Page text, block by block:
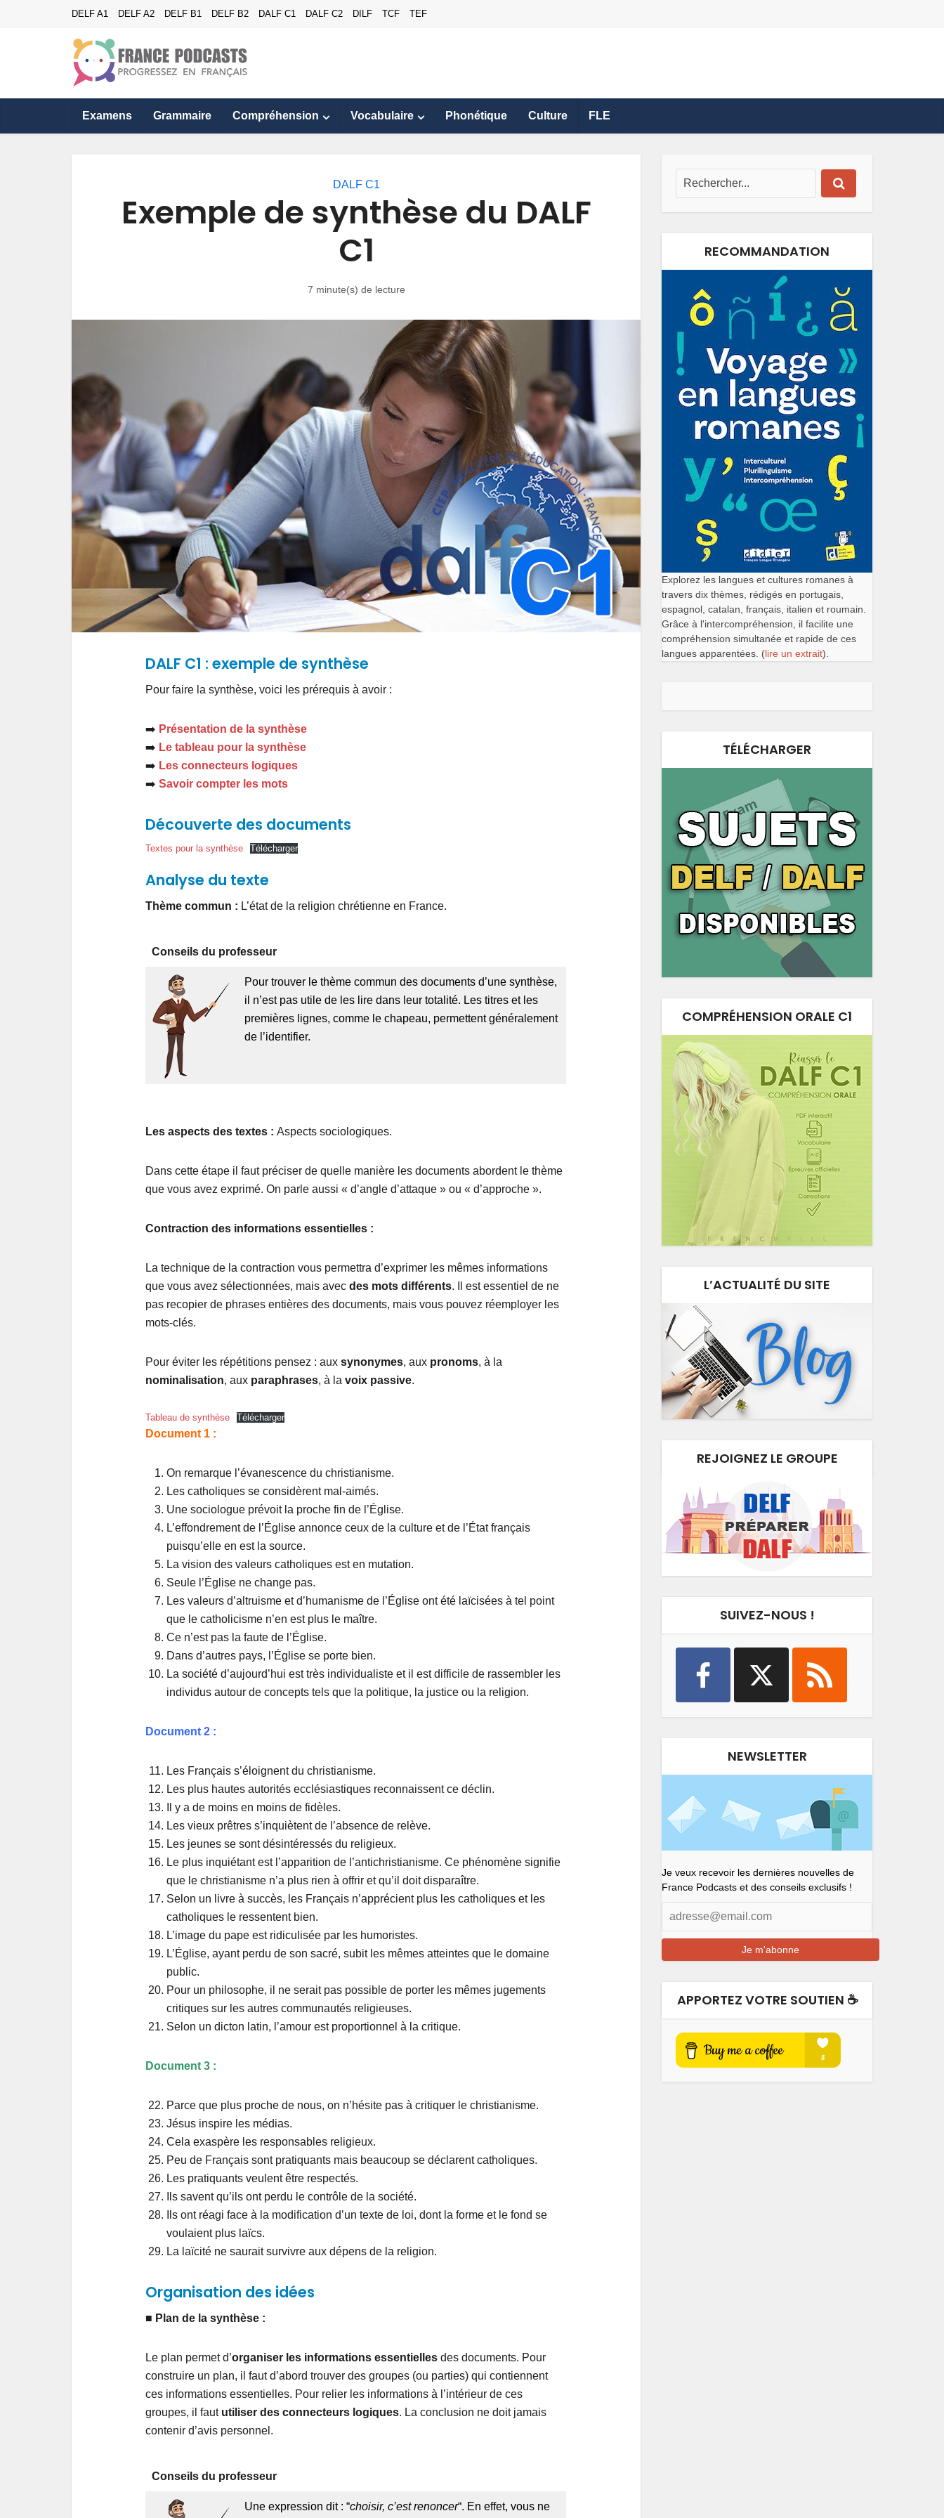
DELF A1 DELF A2 DELF B1 DELF B2 DALF C1 DALF C2 DILF TCF TEF
Examens Grammaire Compréhension Vocabulaire Phonétique Culture FLE
DALF C1
Exemple de synthèse du DALF
C1
7 minute(s) de lecture
DALF C1 : exemple de synthèse
Pour faire la synthèse, voici les prérequis à avoir :
➡️ Présentation de la synthèse
➡️ Le tableau pour la synthèse
➡️ Les connecteurs logiques
➡️ Savoir compter les mots
Découverte des documents
Textes pour la synthèse Télécharger
Analyse du texte
Thème commun : L’état de la religion chrétienne en France.
Conseils du professeur
Pour trouver le thème commun des documents d’une synthèse,
il n’est pas utile de les lire dans leur totalité. Les titres et les
premières lignes, comme le chapeau, permettent généralement
de l’identifier.
Les aspects des textes : Aspects sociologiques.
Dans cette étape il faut préciser de quelle manière les documents abordent le thème
que vous avez exprimé. On parle aussi « d’angle d’attaque » ou « d’approche ».
Contraction des informations essentielles :
La technique de la contraction vous permettra d’exprimer les mêmes informations
que vous avez sélectionnées, mais avec des mots différents. Il est essentiel de ne
pas recopier de phrases entières des documents, mais vous pouvez réemployer les
mots-clés.
Pour éviter les répétitions pensez : aux synonymes, aux pronoms, à la
nominalisation, aux paraphrases, à la voix passive.
Tableau de synthèse Télécharger
Document 1 :
On remarque l’évanescence du christianisme.
Les catholiques se considèrent mal-aimés.
Une sociologue prévoit la proche fin de l’Église.
L’effondrement de l’Église annonce ceux de la culture et de l’État français
puisqu’elle en est la source.
La vision des valeurs catholiques est en mutation.
Seule l’Église ne change pas.
Les valeurs d’altruisme et d’humanisme de l’Église ont été laïcisées à tel point
que le catholicisme n’en est plus le maître.
Ce n’est pas la faute de l’Église.
Dans d’autres pays, l’Église se porte bien.
La société d’aujourd’hui est très individualiste et il est difficile de rassembler les
individus autour de concepts tels que la politique, la justice ou la religion.
Document 2 :
Les Français s’éloignent du christianisme.
Les plus hautes autorités ecclésiastiques reconnaissent ce déclin.
Il y a de moins en moins de fidèles.
Les vieux prêtres s’inquiètent de l’absence de relève.
Les jeunes se sont désintéressés du religieux.
Le plus inquiétant est l’apparition de l’antichristianisme. Ce phénomène signifie
que le christianisme n’a plus rien à offrir et qu’il doit disparaître.
Selon un livre à succès, les Français n’apprécient plus les catholiques et les
catholiques le ressentent bien.
L’image du pape est ridiculisée par les humoristes.
L’Église, ayant perdu de son sacré, subit les mêmes atteintes que le domaine
public.
Pour un philosophe, il ne serait pas possible de porter les mêmes jugements
critiques sur les autres communautés religieuses.
Selon un dicton latin, l’amour est proportionnel à la critique.
Document 3 :
Parce que plus proche de nous, on n’hésite pas à critiquer le christianisme.
Jésus inspire les médias.
Cela exaspère les responsables religieux.
Peu de Français sont pratiquants mais beaucoup se déclarent catholiques.
Les pratiquants veulent être respectés.
Ils savent qu’ils ont perdu le contrôle de la société.
Ils ont réagi face à la modification d’un texte de loi, dont la forme et le fond se
voulaient plus laïcs.
La laïcité ne saurait survivre aux dépens de la religion.
Organisation des idées
■ Plan de la synthèse :
Le plan permet d’organiser les informations essentielles des documents. Pour
construire un plan, il faut d’abord trouver des groupes (ou parties) qui contiennent
ces informations essentielles. Pour relier les informations à l’intérieur de ces
groupes, il faut utiliser des connecteurs logiques. La conclusion ne doit jamais
contenir d’avis personnel.
Conseils du professeur
Une expression dit : “choisir, c’est renoncer“. En effet, vous ne
RECOMMANDATION
Explorez les langues et cultures romanes à
travers dix thèmes, rédigés en portugais,
espagnol, catalan, français, italien et roumain.
Grâce à l'intercompréhension, il facilite une
compréhension simultanée et rapide de ces
langues apparentées. (lire un extrait).
TÉLÉCHARGER
COMPRÉHENSION ORALE C1
L’ACTUALITÉ DU SITE
REJOIGNEZ LE GROUPE
SUIVEZ-NOUS !
NEWSLETTER
Je veux recevoir les dernières nouvelles de
France Podcasts et des conseils exclusifs !
APPORTEZ VOTRE SOUTIEN ☕️